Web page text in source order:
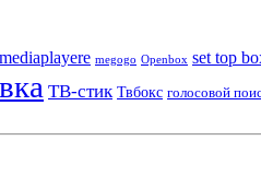
mediaplayere megogo Openbox set top
ТВ-стик Твбокс голосовой